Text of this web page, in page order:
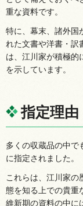
重な資料です。
特に、幕末、諸外国
れた文書や洋書・訳
は、江川家が積極的
を示しています。
指定理由
多くの収蔵品の中で
に指定されました。
これらは、江川家の
態を知る上での貴重
維新期の資料の中に